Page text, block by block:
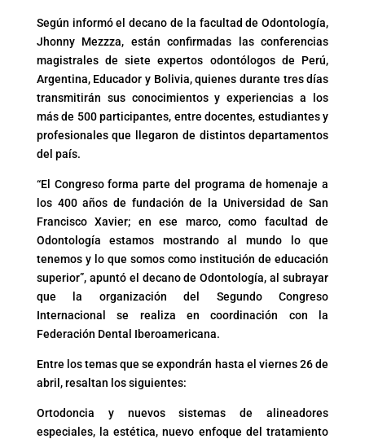
Según informó el decano de la facultad de Odontología,
Jhonny Mezzza, están confirmadas las conferencias
magistrales de siete expertos odontólogos de Perú,
Argentina, Educador y Bolivia, quienes durante tres días
transmitirán sus conocimientos y experiencias a los
más de 500 participantes, entre docentes, estudiantes y
profesionales que llegaron de distintos departamentos
del país.
“El Congreso forma parte del programa de homenaje a
los 400 años de fundación de la Universidad de San
Francisco Xavier; en ese marco, como facultad de
Odontología estamos mostrando al mundo lo que
tenemos y lo que somos como institución de educación
superior”, apuntó el decano de Odontología, al subrayar
que la organización del Segundo Congreso
Internacional se realiza en coordinación con la
Federación Dental Iberoamericana.
Entre los temas que se expondrán hasta el viernes 26 de
abril, resaltan los siguientes:
Ortodoncia y nuevos sistemas de alineadores
especiales, la estética, nuevo enfoque del tratamiento